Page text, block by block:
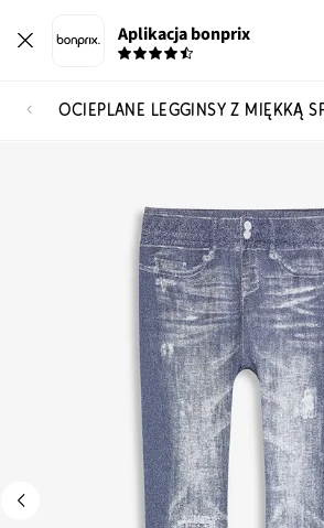
Aplikacja bonprix